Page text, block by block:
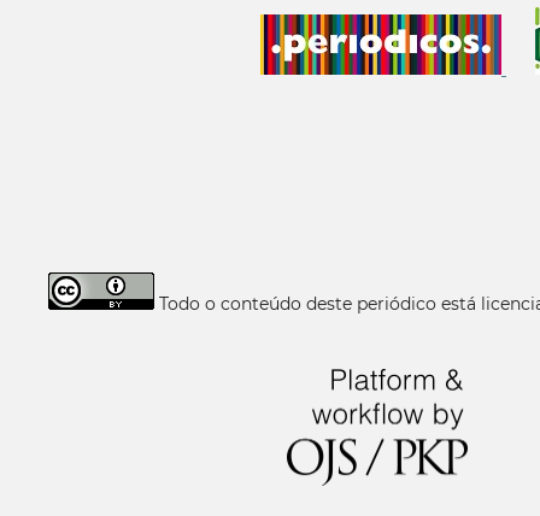
Todo o conteúdo deste periódico está